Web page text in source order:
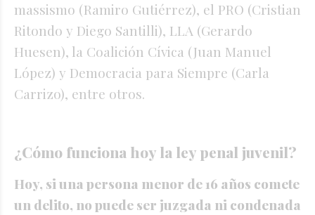
massismo (Ramiro Gutiérrez), el PRO (Cristian
Ritondo y Diego Santilli), LLA (Gerardo
Huesen), la Coalición Cívica (Juan Manuel
López) y Democracia para Siempre (Carla
Carrizo), entre otros.
¿Cómo funciona hoy la ley penal juvenil?
Hoy, si una persona menor de 16 años comete
un delito, no puede ser juzgada ni condenada